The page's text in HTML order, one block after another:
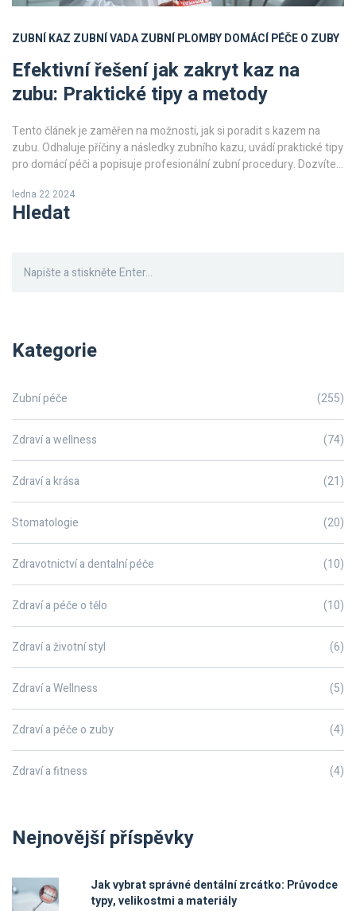
ZUBNÍ KAZ ZUBNÍ VADAZUBNÍ PLOMBYDOMÁCÍ PÉČE O ZUBY
Efektivní řešení jak zakryt kaz na
zubu: Praktické tipy a metody
Tento článek je zaměřen na možnosti, jak si poradit s kazem na
zubu. Odhaluje příčiny a následky zubního kazu, uvádí praktické tipy
pro domácí péči a popisuje profesionální zubní procedury. Dozvíte
Dále se článek zaměřuje na nové technologie a přístupy v zubní
péči.
ledna 22 2024
Hledat
Kategorie
Zubní péče (255)
Zdraví a wellness (74)
Zdraví a krása (21)
Stomatologie (20)
Zdravotnictví a dentalní péče (10)
Zdraví a péče o tělo (10)
Zdraví a životní styl (6)
Zdraví a Wellness (5)
Zdraví a péče o zuby (4)
Zdraví a fitness (4)
Nejnovější příspěvky
Jak vybrat správné dentální zrcátko: Průvodce
typy, velikostmi a materiály